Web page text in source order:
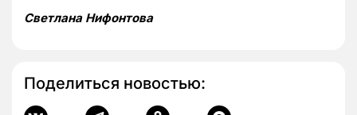
Светлана Нифонтова
Поделиться новостью: